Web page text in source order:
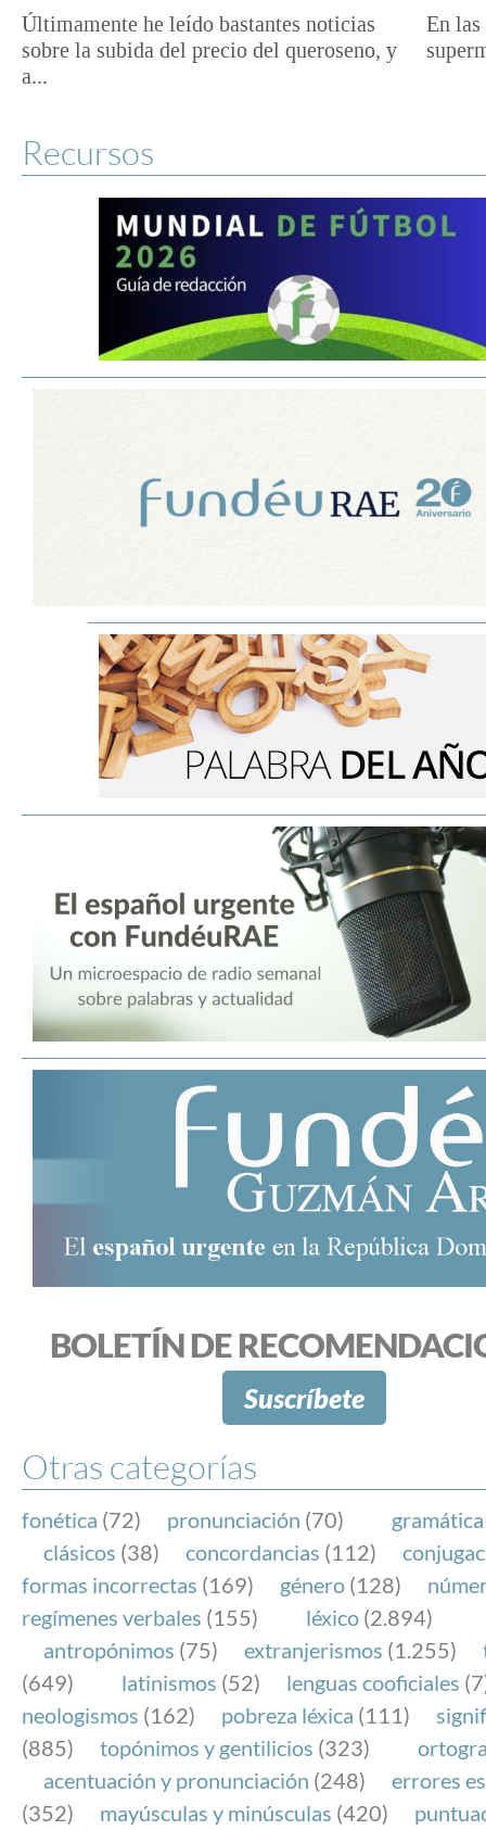
Últimamente he leído bastantes noticias
sobre la subida del precio del queroseno, y
a...
En las
Recursos
BOLETÍN DE
Suscríbete
Otras categorías
fonética (72) pronunciación (70) gramática
clásicos (38) concordancias (112)
formas incorrectas (169) género (128)
regímenes verbales (155) léxico (2.894)
antropónimos (75) extranjerismos (1.255)
(649)
latinismos (52) lenguas cooficiales
neologismos (162) pobreza léxica (111)
(885)
topónimos y gentilicios (323)
acentuación y pronunciación (248)
errores
(352)
mayúsculas y minúsculas (420)